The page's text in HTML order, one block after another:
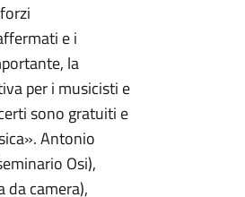
e i
la
per i musicisti e
sono gratuiti e
Antonio
Osi),
da camera),